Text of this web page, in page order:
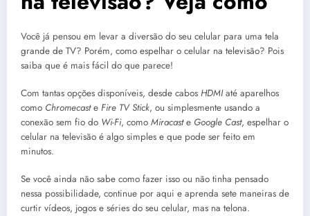
Você já pensou em levar a diversão do seu celular para uma tela
grande de TV? Porém, como espelhar o celular na televisão? Pois
saiba que é mais fácil do que parece!
Com tantas opções disponíveis, desde cabos HDMIaté aparelhos
como Chromecaste Fire TV Stick, ou simplesmente usando a
conexão sem fio do Wi-Fi, como Miracaste Google Cast, espelhar o
celular na televisão é algo simples e que pode ser feito em
minutos.
Se você ainda não sabe como fazer isso ou não tinha pensado
nessa possibilidade, continue por aqui e aprenda sete maneiras de
curtir vídeos, jogos e séries do seu celular, mas na telona.